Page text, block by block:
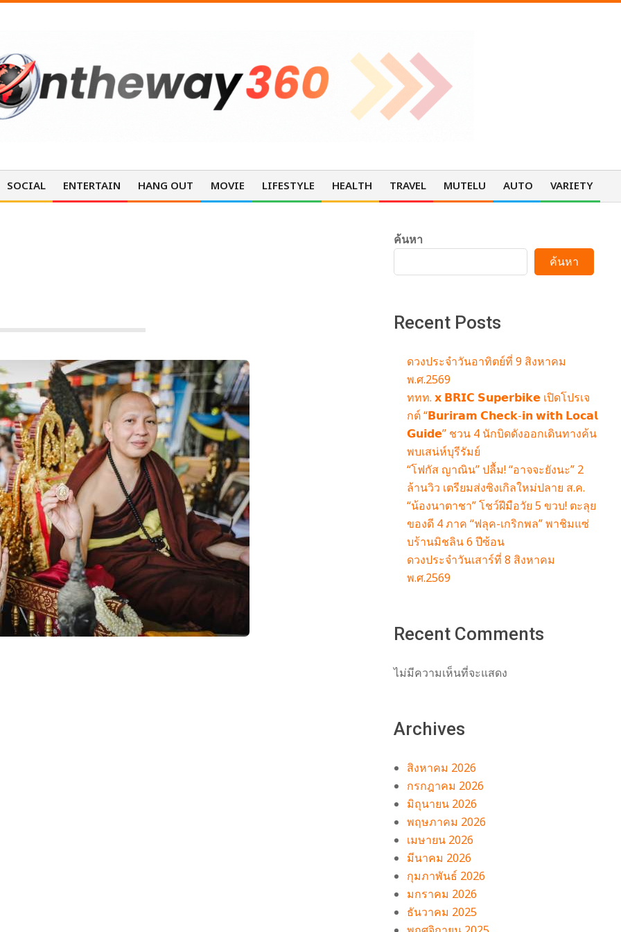
SOCIAL ENTERTAIN HANG OUT MOVIE LIFESTYLE HEALTH TRAVEL MUTELU AUTO VARIETY
ค้นหา
ค้นหา
Recent Posts
ดวงประจำวันอาทิตย์ที่ 9 สิงหาคม
พ.ศ.2569
ททท. 𝘅 𝗕𝗥𝗜𝗖 𝗦𝘂𝗽𝗲𝗿𝗯𝗶𝗸𝗲 เปิดโปรเจ
กต์ “𝗕𝘂𝗿𝗶𝗿𝗮𝗺 𝗖𝗵𝗲𝗰𝗸-𝗶𝗻 𝘄𝗶𝘁𝗵 𝗟𝗼𝗰𝗮𝗹
𝗚𝘂𝗶𝗱𝗲” ชวน 4 นักบิดดังออกเดินทางค้น
พบเสน่ห์บุรีรัมย์
“โฟกัส ญาณิน” ปลื้ม! “อาจจะยังนะ” 2
ล้านวิว เตรียมส่งซิงเกิลใหม่ปลาย ส.ค.
“น้องนาตาชา” โชว์ฝีมือวัย 5 ขวบ! ตะลุย
ของดี 4 ภาค “ฟลุค-เกริกพล” พาชิมแซ่
บร้านมิชลิน 6 ปีซ้อน
ดวงประจำวันเสาร์ที่ 8 สิงหาคม
พ.ศ.2569
Recent Comments
ไม่มีความเห็นที่จะแสดง
Archives
สิงหาคม 2026
กรกฎาคม 2026
มิถุนายน 2026
พฤษภาคม 2026
เมษายน 2026
มีนาคม 2026
กุมภาพันธ์ 2026
มกราคม 2026
ธันวาคม 2025